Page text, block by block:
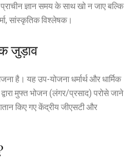
ज्ञान समय के साथ खो न जाए बल्कि
सांस्कृतिक विश्लेषक।
जुड़ाव
है। यह उप-योजना धर्मार्थ और धार्मिक
द्वारा मुफ्त भोजन (लंगर/प्रसाद) परोसे जाने
किए गए केंद्रीय जीएसटी और